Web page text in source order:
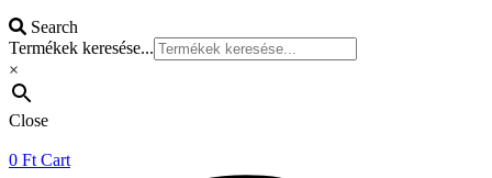
Search
Termékek keresése...
×
Close
0 Ft Cart